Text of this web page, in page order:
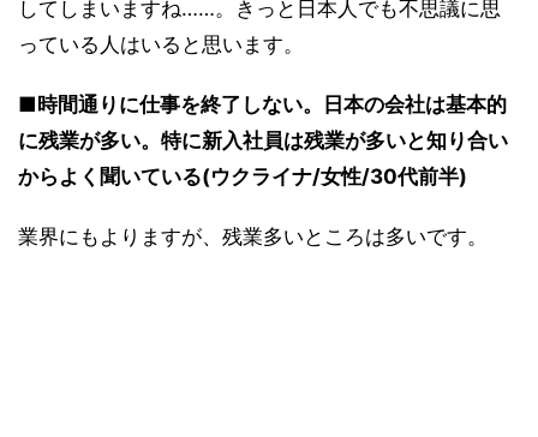
してしまいますね……。きっと日本人でも不思議に思
っている人はいると思います。
■時間通りに仕事を終了しない。日本の会社は基本的
に残業が多い。特に新入社員は残業が多いと知り合い
からよく聞いている(ウクライナ/女性/30代前半)
業界にもよりますが、残業多いところは多いです。